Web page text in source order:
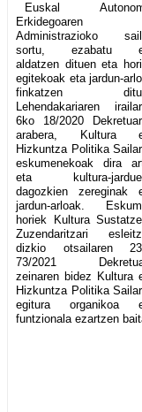
Euskal
Erkidegoaren
Administrazioko
sortu, ezabatu
aldatzen dituen eta
egitekoak eta jardun-
finkatzen
Lehendakariaren
6ko 18/2020
arabera, Kultura
Hizkuntza Politika
eskumenekoak dira
eta kultura-
dagozkien zereginak
jardun-arloak.
horiek Kultura
Zuzendaritzari
dizkio otsailaren
73/2021
zeinaren bidez Kultura
Hizkuntza Politika
egitura organikoa
funtzionala ezartzen